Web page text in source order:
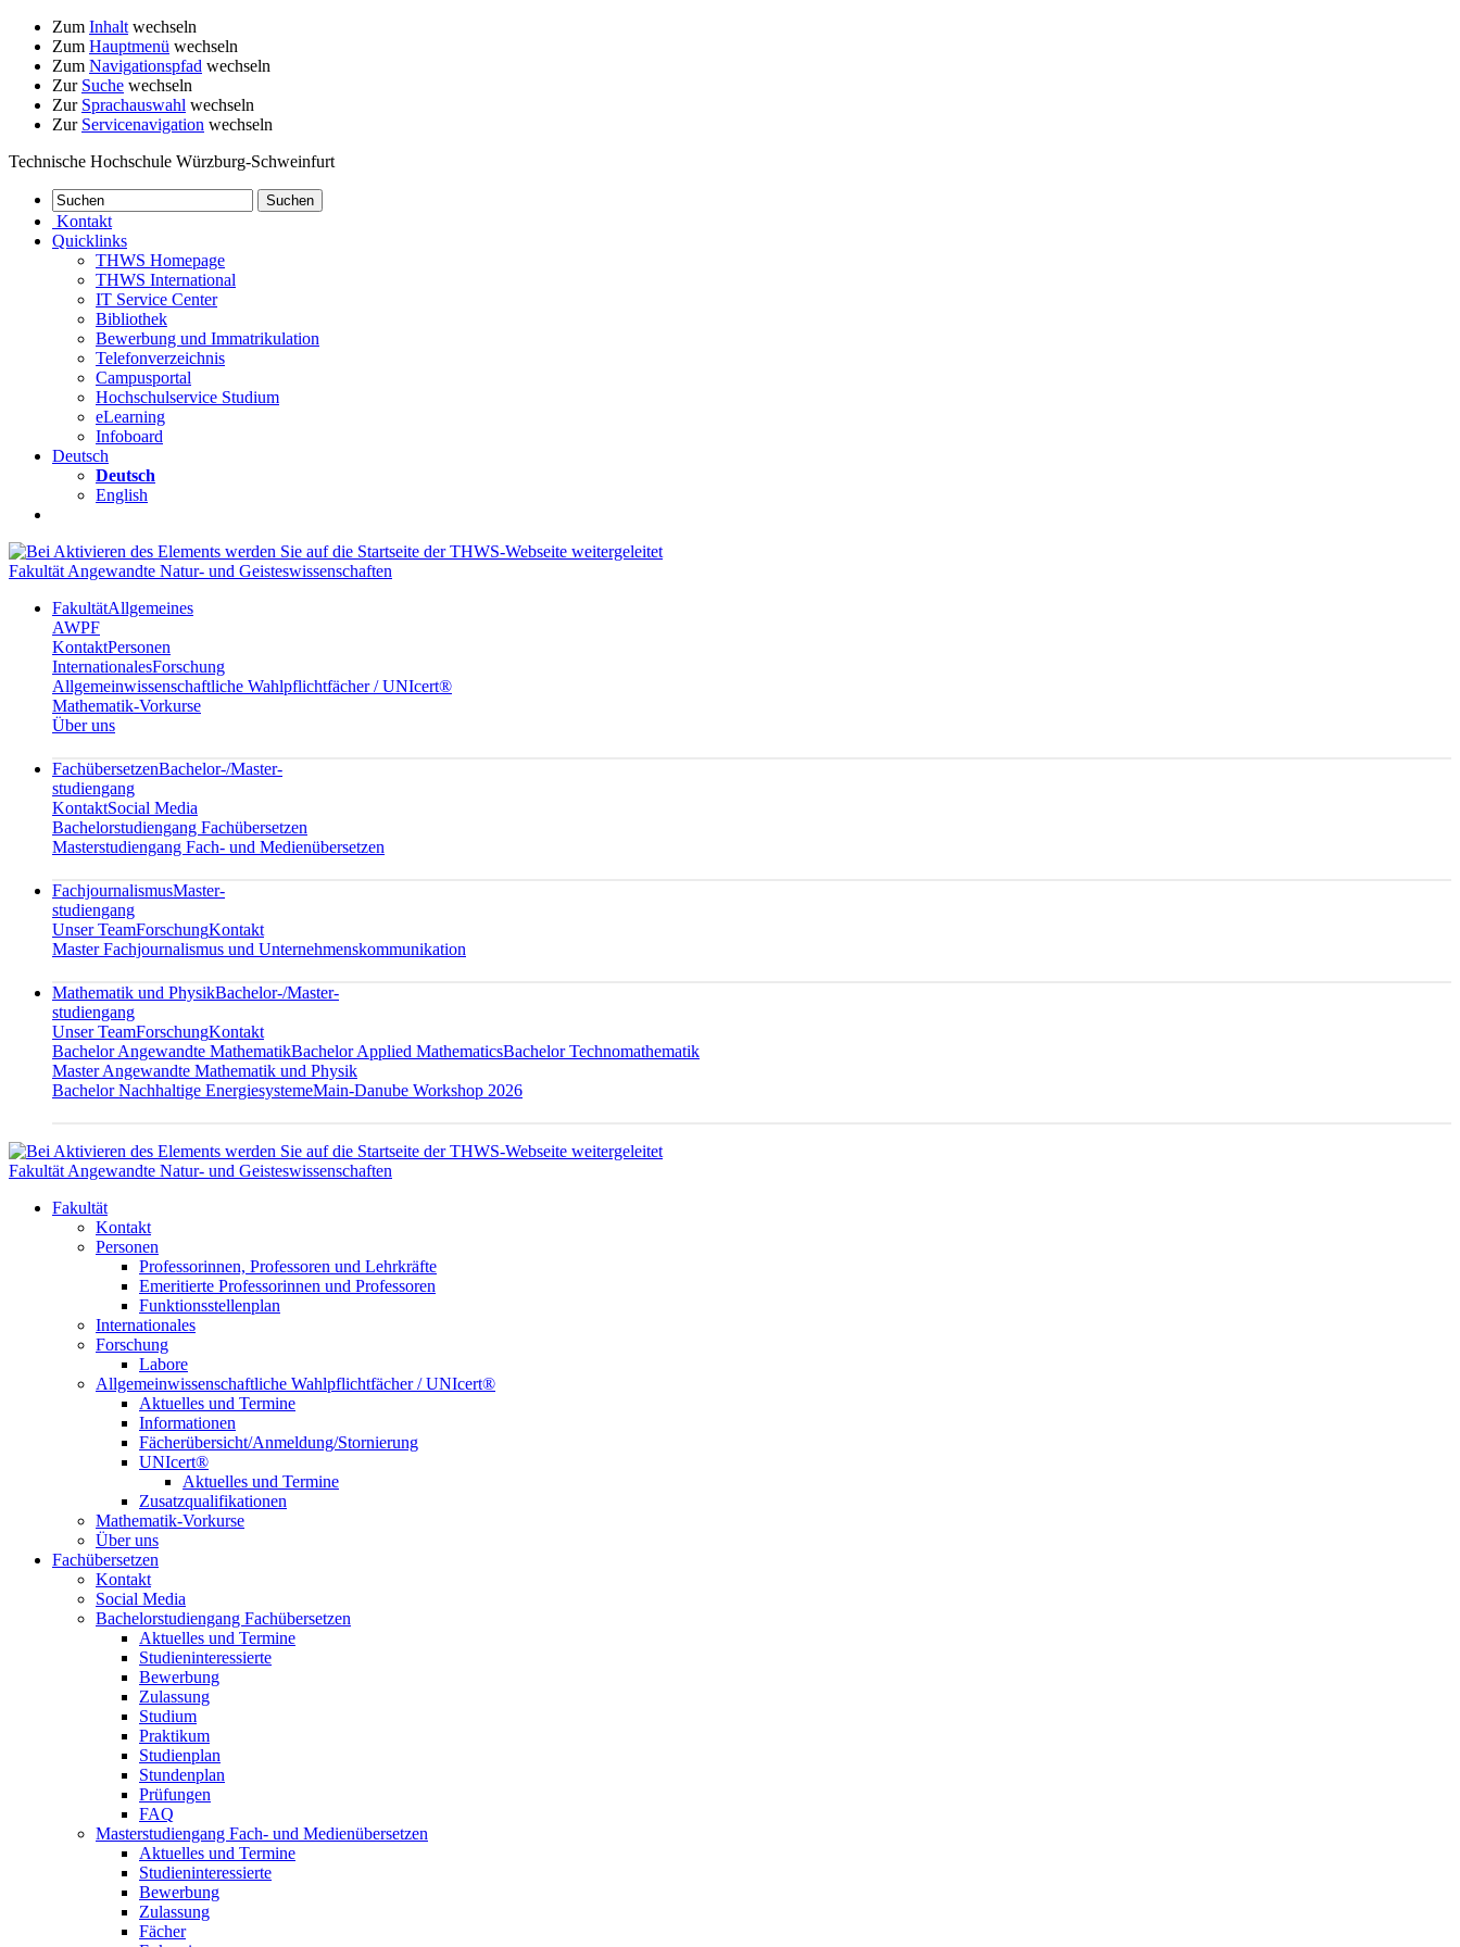
Zum Inhalt wechseln
Zum Hauptmenü wechseln
Zum Navigationspfad wechseln
Zur Suche wechseln
Zur Sprachauswahl wechseln
Zur Servicenavigation wechseln
Technische Hochschule Würzburg-Schweinfurt
Kontakt
Quicklinks
THWS Homepage
THWS International
IT Service Center
Bibliothek
Bewerbung und Immatrikulation
Telefonverzeichnis
Campusportal
Hochschulservice Studium
eLearning
Infoboard
Deutsch
Deutsch
English
Fakultät Angewandte Natur- und Geisteswissenschaften
FakultätAllgemeines
AWPF
KontaktPersonen
InternationalesForschung
Allgemeinwissenschaftliche Wahlpflichtfächer / UNIcert®
Mathematik-Vorkurse
Über uns
FachübersetzenBachelor-/Master-
studiengang
KontaktSocial Media
Bachelorstudiengang Fachübersetzen
Masterstudiengang Fach- und Medienübersetzen
FachjournalismusMaster-
studiengang
Unser TeamForschungKontakt
Master Fachjournalismus und Unternehmenskommunikation
Mathematik und PhysikBachelor-/Master-
studiengang
Unser TeamForschungKontakt
Bachelor Angewandte MathematikBachelor Applied MathematicsBachelor Technomathematik
Master Angewandte Mathematik und Physik
Bachelor Nachhaltige EnergiesystemeMain-Danube Workshop 2026
Fakultät Angewandte Natur- und Geisteswissenschaften
Fakultät
Kontakt
Personen
Professorinnen, Professoren und Lehrkräfte
Emeritierte Professorinnen und Professoren
Funktionsstellenplan
Internationales
Forschung
Labore
Allgemeinwissenschaftliche Wahlpflichtfächer / UNIcert®
Aktuelles und Termine
Informationen
Fächerübersicht/Anmeldung/Stornierung
UNIcert®
Aktuelles und Termine
Zusatzqualifikationen
Mathematik-Vorkurse
Über uns
Fachübersetzen
Kontakt
Social Media
Bachelorstudiengang Fachübersetzen
Aktuelles und Termine
Studieninteressierte
Bewerbung
Zulassung
Studium
Praktikum
Studienplan
Stundenplan
Prüfungen
FAQ
Masterstudiengang Fach- und Medienübersetzen
Aktuelles und Termine
Studieninteressierte
Bewerbung
Zulassung
Fächer